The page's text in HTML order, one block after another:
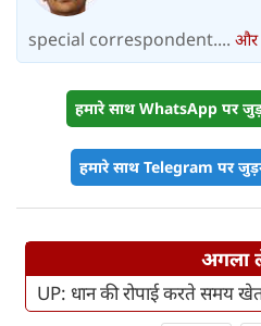
special correspondent.... और
हमारे साथ WhatsApp पर
हमारे साथ Telegram पर
अगला
UP: धान की रोपाई करते समय